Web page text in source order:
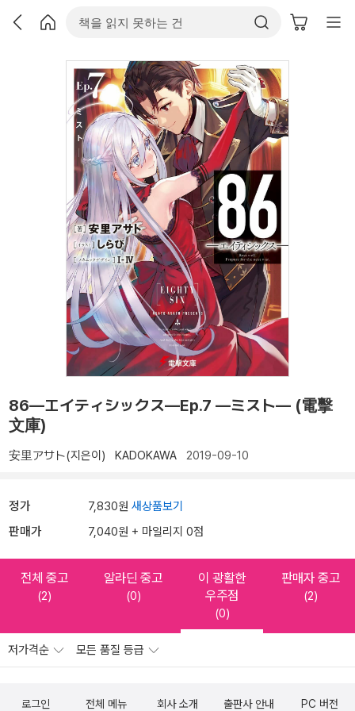
86―エイティシックス―Ep.7 ―ミスト― (電擊
文庫)
安里アサト(지은이) KADOKAWA 2019-09-10
정가 7,830원 새상품보기
판매가 7,040원 + 마일리지 0점
전체 중고
(2)
알라딘 중고
(0)
이 광활한
우주점
(0)
판매자 중고
(2)
저가격순 모든 품질 등급
로그인 전체 메뉴 회사 소개 출판사 안내 PC 버전